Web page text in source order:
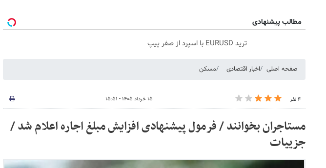
مطالب پیشنهادی
ترید EURUSD با اسپرد از صفر پیپ
صفحه اصلی اخبار اقتصادی مسکن
۴ نفر ۱۵ خرداد ۱۴۰۵ - ۱۵:۵۱
مستاجران بخوانند / ‌فرمول پیشنهادی افزایش مبلغ اجاره اعلام شد /
جزییات